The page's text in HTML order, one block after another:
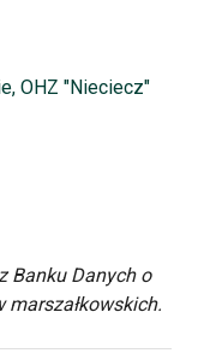
OHZ "Nieciecz"
Banku Danych o